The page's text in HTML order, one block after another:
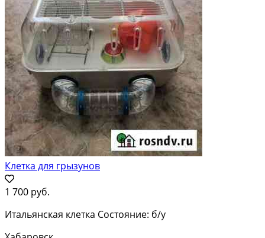
Клетка для грызунов
1 700 руб.
Итальянская клетка Состояние: б/у